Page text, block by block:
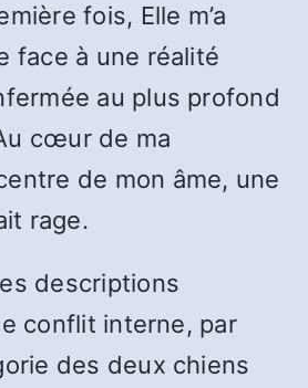
fois, Elle m’a
face à une réalité
au plus profond
cœur de ma
de mon âme, une
rage.
descriptions
conflit interne, par
des deux chiens